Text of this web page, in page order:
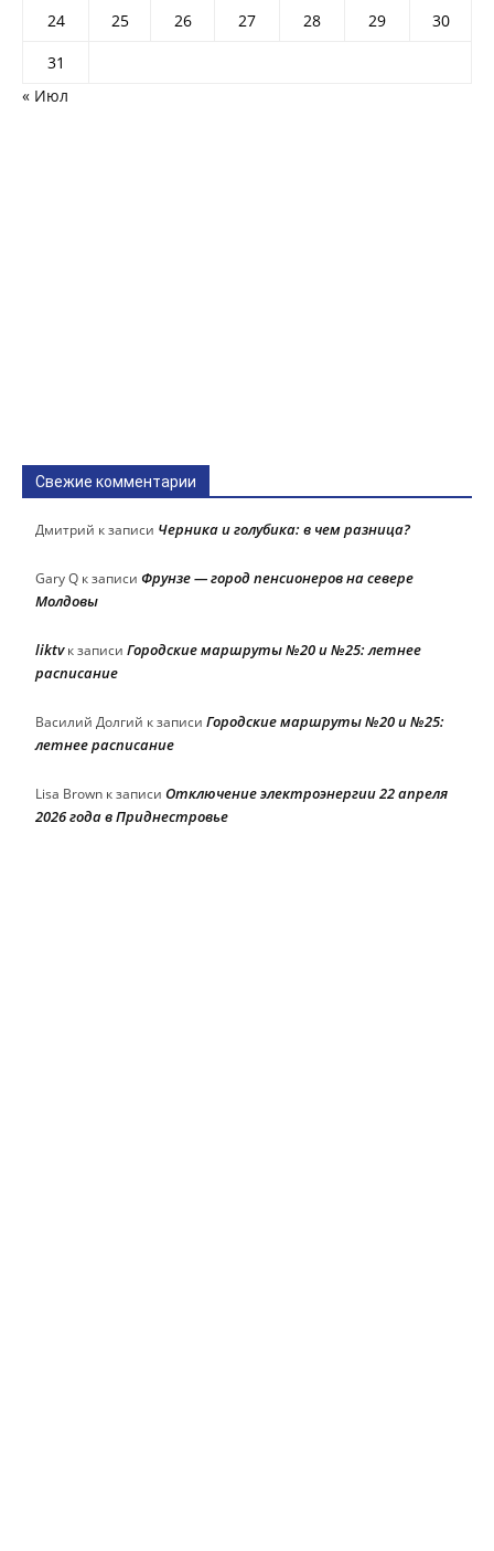
24 25 26 27 28 29
30
31
« Июл
Свежие комментарии
Дмитрий к записи Черника и голубика: в чем разница?
Gary Q к записи Фрунзе — город пенсионеров на севере
Молдовы
liktvк записи Городские маршруты №20 и №25: летнее
расписание
Василий Долгий к записи Городские маршруты №20 и №25:
летнее расписание
Lisa Brown к записи Отключение электроэнергии 22 апреля
2026 года в Приднестровье